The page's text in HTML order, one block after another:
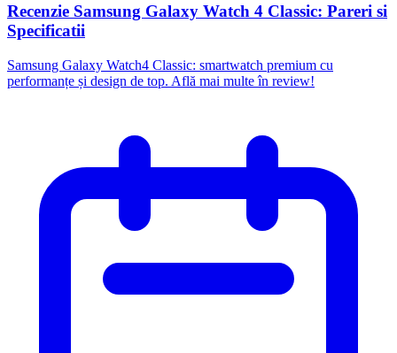
Recenzie Samsung Galaxy Watch 4 Classic: Pareri si
Specificatii
Samsung Galaxy Watch4 Classic: smartwatch premium cu
performanțe și design de top. Află mai multe în review!